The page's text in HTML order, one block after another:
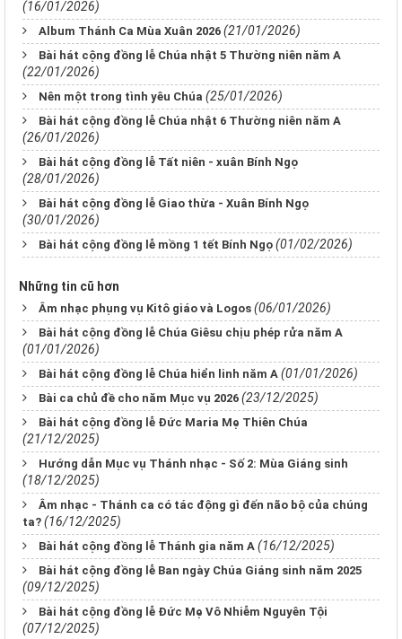
(16/01/2026)
Album Thánh Ca Mùa Xuân 2026 (21/01/2026)
Bài hát cộng đồng lễ Chúa nhật 5 Thường niên năm A
(22/01/2026)
Nên một trong tình yêu Chúa (25/01/2026)
Bài hát cộng đồng lễ Chúa nhật 6 Thường niên năm A
(26/01/2026)
Bài hát cộng đồng lễ Tất niên - xuân Bính Ngọ
(28/01/2026)
Bài hát cộng đồng lễ Giao thừa - Xuân Bính Ngọ
(30/01/2026)
Bài hát cộng đồng lễ mồng 1 tết Bính Ngọ (01/02/2026)
Những tin cũ hơn
Âm nhạc phụng vụ Kitô giáo và Logos (06/01/2026)
Bài hát cộng đồng lễ Chúa Giêsu chịu phép rửa năm A
(01/01/2026)
Bài hát cộng đồng lễ Chúa hiển linh năm A (01/01/2026)
Bài ca chủ đề cho năm Mục vụ 2026 (23/12/2025)
Bài hát cộng đồng lễ Đức Maria Mẹ Thiên Chúa
(21/12/2025)
Hướng dẫn Mục vụ Thánh nhạc - Số 2: Mùa Giáng sinh
(18/12/2025)
Âm nhạc - Thánh ca có tác động gì đến não bộ của chúng
ta? (16/12/2025)
Bài hát cộng đồng lễ Thánh gia năm A (16/12/2025)
Bài hát cộng đồng lễ Ban ngày Chúa Giáng sinh năm 2025
(09/12/2025)
Bài hát cộng đồng lễ Đức Mẹ Vô Nhiễm Nguyên Tội
(07/12/2025)